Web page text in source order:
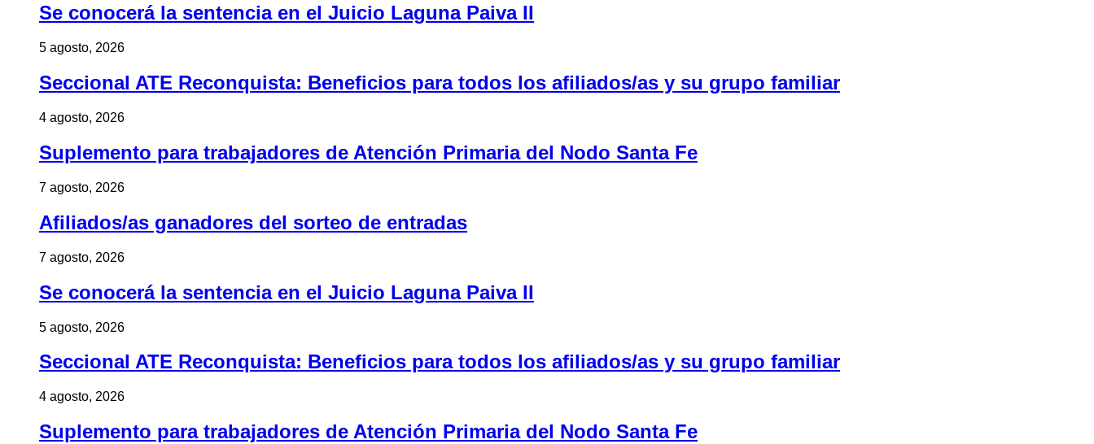
Se conocerá la sentencia en el Juicio Laguna Paiva II
5 agosto, 2026
Seccional ATE Reconquista: Beneficios para todos los afiliados/as y su grupo familiar
4 agosto, 2026
Suplemento para trabajadores de Atención Primaria del Nodo Santa Fe
7 agosto, 2026
Afiliados/as ganadores del sorteo de entradas
7 agosto, 2026
Se conocerá la sentencia en el Juicio Laguna Paiva II
5 agosto, 2026
Seccional ATE Reconquista: Beneficios para todos los afiliados/as y su grupo familiar
4 agosto, 2026
Suplemento para trabajadores de Atención Primaria del Nodo Santa Fe